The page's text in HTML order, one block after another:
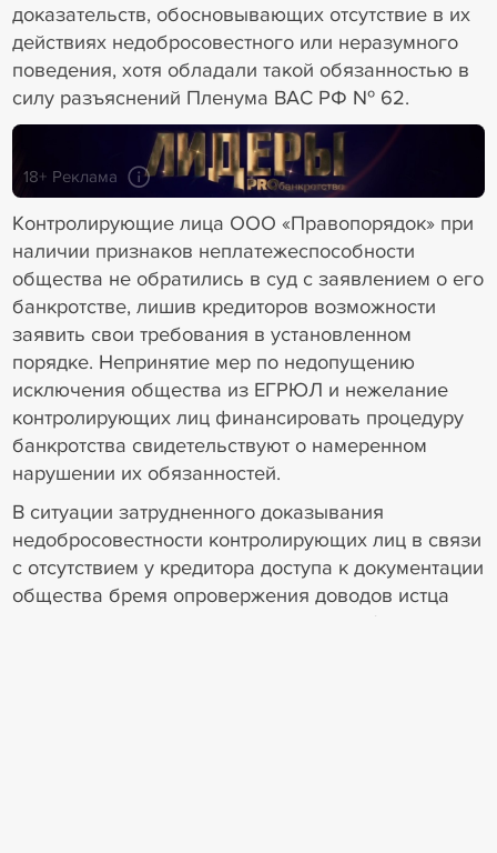
доказательств, обосновывающих отсутствие в их
действиях недобросовестного или неразумного
поведения, хотя обладали такой обязанностью в
силу разъяснений Пленума ВАС РФ № 62.
18+ Реклама
Контролирующие лица ООО «Правопорядок» при
наличии признаков неплатежеспособности
общества не обратились в суд с заявлением о его
банкротстве, лишив кредиторов возможности
заявить свои требования в установленном
порядке. Непринятие мер по недопущению
исключения общества из ЕГРЮЛ и нежелание
контролирующих лиц финансировать процедуру
банкротства свидетельствуют о намеренном
нарушении их обязанностей.
В ситуации затрудненного доказывания
недобросовестности контролирующих лиц в связи
с отсутствием у кредитора доступа к документации
общества бремя опровержения доводов истца
возлагается на ответчиков, которые обязаны